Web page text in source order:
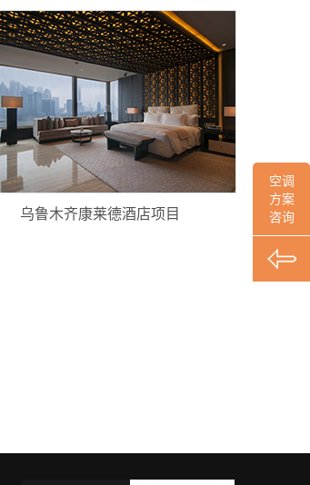
乌鲁木齐康莱德酒店项目
空调
方案
咨询